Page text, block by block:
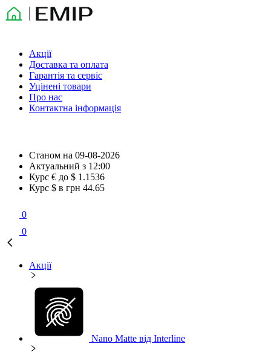
Акції
Доставка та оплата
Гарантія та сервіс
Уцінені товари
Про нас
Контактна інформація
Станом на 09-08-2026
Актуальний з 12:00
Курс € до $ 1.1536
Курс $ в грн 44.65
0
0
Акції
Nano Matte від Interline